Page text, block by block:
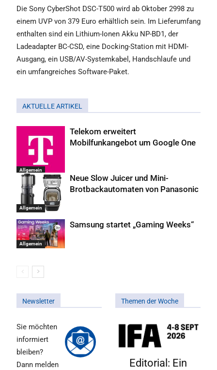
Die Sony CyberShot DSC-T500 wird ab Oktober 2998 zu
einem UVP von 379 Euro erhältlich sein. Im Lieferumfang
enthalten sind ein Lithium-Ionen Akku NP-BD1, der
Ladeadapter BC-CSD, eine Docking-Station mit HDMI-
Ausgang, ein USB/AV-Systemkabel, Handschlaufe und
ein umfangreiches Software-Paket.
AKTUELLE ARTIKEL
Allgemein
Telekom erweitert
Mobilfunkangebot um Google One
Allgemein
Neue Slow Juicer und Mini-
Brotbackautomaten von Panasonic
Allgemein
Samsung startet „Gaming Weeks“
Newsletter
Sie möchten
informiert
bleiben?
Dann melden
Themen der Woche
Editorial: Ein